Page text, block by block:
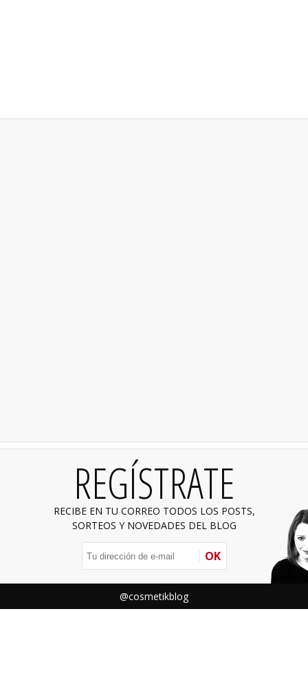
REGÍSTRATE
RECIBE EN TU CORREO TODOS LOS POSTS,
SORTEOS Y NOVEDADES DEL BLOG
OK
@cosmetikblog